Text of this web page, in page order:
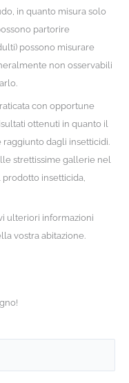
in quanto misura solo
partorire
possono misurare
non osservabili
con opportune
ottenuti in quanto il
dagli insetticidi.
strettissime gallerie nel
insetticida,
ulteriori informazioni
vostra abitazione.